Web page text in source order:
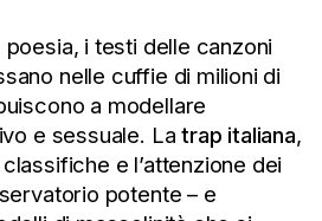
i testi delle canzoni
nelle cuffie di milioni di
a modellare
e sessuale. Latrap italiana,
e l’attenzione dei
potente – e